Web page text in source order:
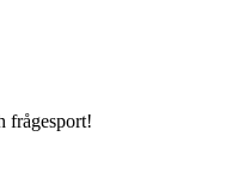
frågesport!